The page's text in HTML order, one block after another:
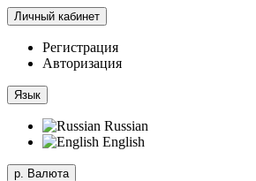
Личный кабинет
Регистрация
Авторизация
Язык
Russian
English
р. Валюта